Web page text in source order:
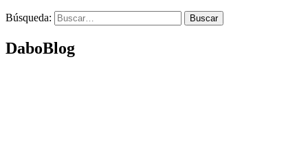
Búsqueda:
DaboBlog